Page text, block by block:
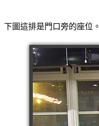
下圖這排是門口旁的座位。